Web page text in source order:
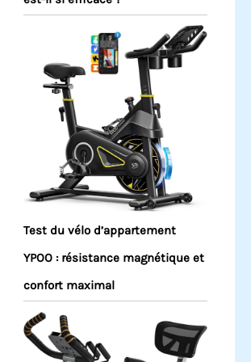
Test du vélo d’appartement
YPOO : résistance magnétique et
confort maximal